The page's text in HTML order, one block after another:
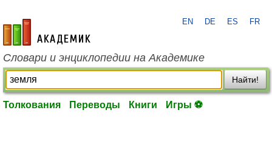
academic.ru
EN DE ES FR
Словари и энциклопедии на Академике
Найти!
Толкования Переводы Книги Игры ⚽